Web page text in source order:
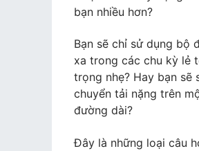
bạn nhiều hơn?
Bạn sẽ chỉ sử dụng bộ
xa trong các chu kỳ lẻ
trọng nhẹ? Hay bạn sẽ
chuyển tải nặng trên
đường dài?
Đây là những loại câu